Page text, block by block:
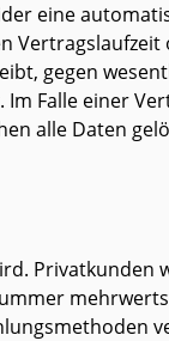
eine
gegen
Falle einer
alle Daten